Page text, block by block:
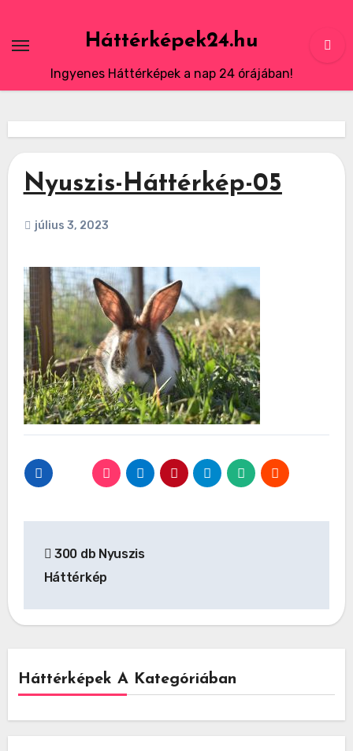
content
Háttérképek24.hu
Ingyenes Háttérképek a nap 24 órájában!
Nyuszis-Háttérkép-05
július 3, 2023
navigáció
300 db Nyuszis
Háttérkép
Háttérképek A Kategóriában